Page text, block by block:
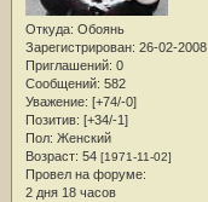
Откуда: Обоянь
Зарегистрирован: 26-02-2008
Приглашений: 0
Сообщений: 582
Уважение: [+74/-0]
Позитив: [+34/-1]
Пол: Женский
Возраст: 54 [1971-11-02]
Провел на форуме:
2 дня 18 часов